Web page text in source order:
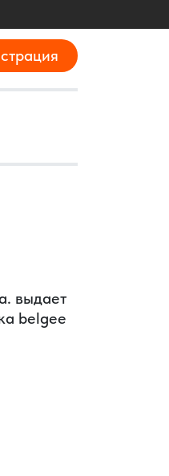
выдает
belgee